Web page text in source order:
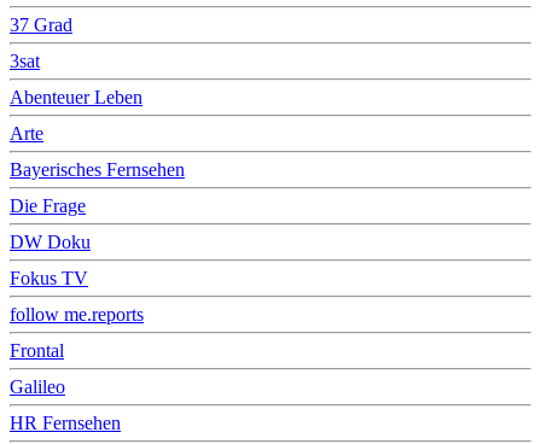
37 Grad
3sat
Abenteuer Leben
Arte
Bayerisches Fernsehen
Die Frage
DW Doku
Fokus TV
follow me.reports
Frontal
Galileo
HR Fernsehen